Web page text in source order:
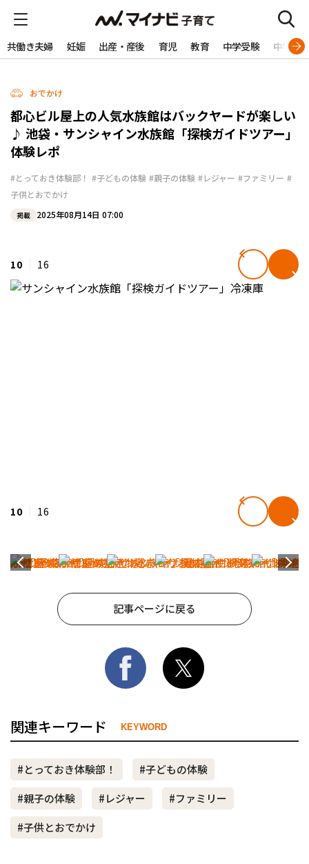
共働き夫婦 妊娠 出産・産後 育児 教育 中学受験 中学生
おでかけ
都心ビル屋上の人気水族館はバックヤードが楽しい
♪ 池袋・サンシャイン水族館「探検ガイドツアー」
体験レポ
#とっておき体験部！ #子どもの体験 #親子の体験 #レジャー #ファミリー #
子供とおでかけ
掲載 2025年08月14日 07:00
10 16
10 16
記事ページに戻る
関連キーワード KEYWORD
#とっておき体験部！
#子どもの体験
#親子の体験
#レジャー
#ファミリー
#子供とおでかけ